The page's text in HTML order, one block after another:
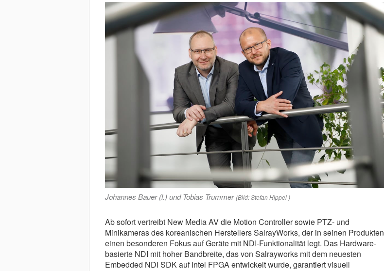
Johannes Bauer (l.) und Tobias Trummer (Bild: Stefan Hippel )
Ab sofort vertreibt New Media AV die Motion Controller sowie PTZ- und
Minikameras des koreanischen Herstellers SalrayWorks, der in seinen Produkten
einen besonderen Fokus auf Geräte mit NDI-Funktionalität legt. Das Hardware-
basierte NDI mit hoher Bandbreite, das von Salrayworks mit dem neuesten
Embedded NDI SDK auf Intel FPGA entwickelt wurde, garantiert visuell